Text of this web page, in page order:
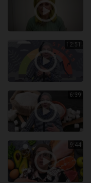
12:51
6:39
9:44